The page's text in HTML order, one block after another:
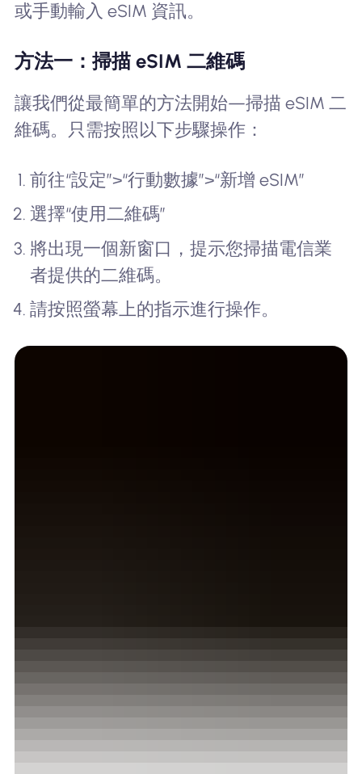
或手動輸入 eSIM 資訊。
方法一：掃描 eSIM 二維碼
讓我們從最簡單的方法開始—掃描 eSIM 二
維碼。只需按照以下步驟操作：
前往“設定”>“行動數據”>“新增 eSIM”
選擇“使用二維碼”
將出現一個新窗口，提示您掃描電信業
者提供的二維碼。
請按照螢幕上的指示進行操作。